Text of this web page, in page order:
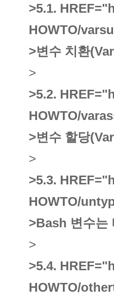
>5.1.
HOWTO/
>변수 치환
>
>5.2.
HOWTO/
>변수 할당
>
>5.3.
HOWTO/
>Bash 변수는
>
>5.4.
HOWTO/